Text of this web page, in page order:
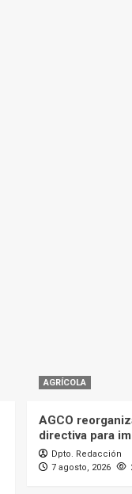
AGRÍCOLA
AGCO
directiva para
Dpto. Redacción
7 agosto, 2026